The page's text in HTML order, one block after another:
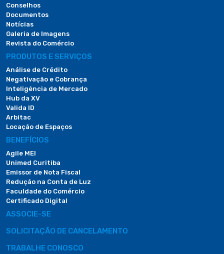
Conselhos
Documentos
Notícias
Galeria de Imagens
Revista do Comércio
PRODUTOS E SERVIÇOS
Análise de Crédito
Negativação e Cobrança
Inteligência de Mercado
Hub da XV
Valida ID
Arbitac
Locação de Espaços
BENEFÍCIOS
Agile MEI
Unimed Curitiba
Emissor de Nota Fiscal
Redução na Conta de Luz
Faculdade do Comércio
Certificado Digital
ASSOCIE-SE
SOLICITAÇÃO DE CANCELAMENTO
TRABALHE CONOSCO